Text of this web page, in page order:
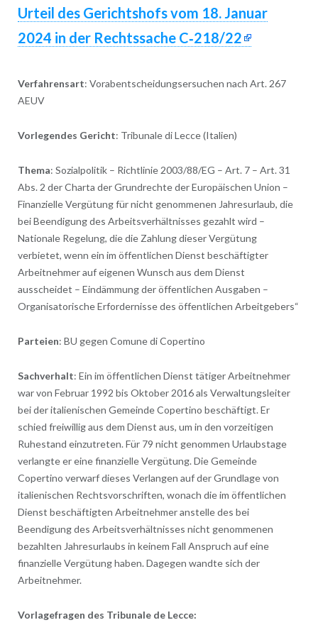
Urteil des Gerichtshofs vom 18. Januar
2024 in der Rechtssache C‑218/22
Verfahrensart: Vorabentscheidungsersuchen nach Art. 267
AEUV
Vorlegendes Gericht: Tribunale di Lecce (Italien)
Thema: Sozialpolitik – Richtlinie 2003/88/EG – Art. 7 – Art. 31
Abs. 2 der Charta der Grundrechte der Europäischen Union –
Finanzielle Vergütung für nicht genommenen Jahresurlaub, die
bei Beendigung des Arbeitsverhältnisses gezahlt wird –
Nationale Regelung, die die Zahlung dieser Vergütung
verbietet, wenn ein im öffentlichen Dienst beschäftigter
Arbeitnehmer auf eigenen Wunsch aus dem Dienst
ausscheidet – Eindämmung der öffentlichen Ausgaben –
Organisatorische Erfordernisse des öffentlichen Arbeitgebers“
Parteien: BU gegen Comune di Copertino
Sachverhalt: Ein im öffentlichen Dienst tätiger Arbeitnehmer
war von Februar 1992 bis Oktober 2016 als Verwaltungsleiter
bei der italienischen Gemeinde Copertino beschäftigt. Er
schied freiwillig aus dem Dienst aus, um in den vorzeitigen
Ruhestand einzutreten. Für 79 nicht genommen Urlaubstage
verlangte er eine finanzielle Vergütung. Die Gemeinde
Copertino verwarf dieses Verlangen auf der Grundlage von
italienischen Rechtsvorschriften, wonach die im öffentlichen
Dienst beschäftigten Arbeitnehmer anstelle des bei
Beendigung des Arbeitsverhältnisses nicht genommenen
bezahlten Jahresurlaubs in keinem Fall Anspruch auf eine
finanzielle Vergütung haben. Dagegen wandte sich der
Arbeitnehmer.
Vorlagefragen des Tribunale de Lecce: